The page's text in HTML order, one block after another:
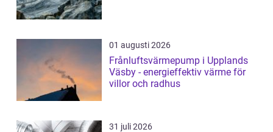
01 augusti 2026
Frånluftsvärmepump i Upplands
Väsby - energieffektiv värme för
villor och radhus
31 juli 2026